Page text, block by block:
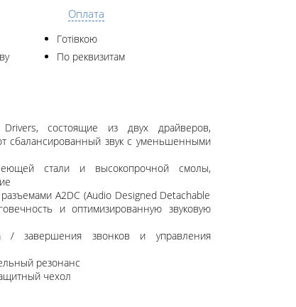
Оплата
Готівкою
По реквизитам
состоящие из двух драйверов,
сбалансированный звук с уменьшенными
стали и высокопрочной смолы,
A2DC (Audio Designed Detachable
и оптимизированную звуковую
/ завершения звонков и управления
резонанс
чехол